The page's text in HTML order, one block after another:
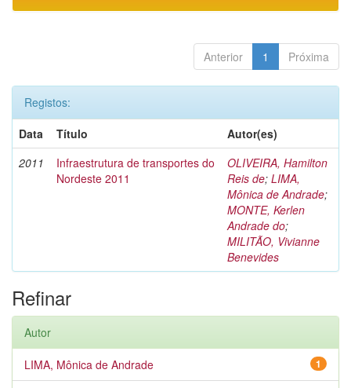
Anterior 1 Próxima
Registos:
Data
Título
Autor(es)
2011
Infraestrutura de transportes do
Nordeste 2011
OLIVEIRA, Hamilton
Reis de; LIMA,
Mônica de Andrade;
MONTE, Kerlen
Andrade do;
MILITÃO, Vivianne
Benevides
Refinar
Autor
1
LIMA, Mônica de Andrade